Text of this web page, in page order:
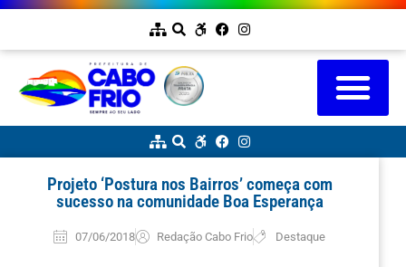
Projeto ‘Postura nos Bairros’ começa com
sucesso na comunidade Boa Esperança
07/06/2018 Redação Cabo Frio Destaque